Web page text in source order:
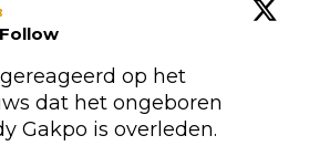
Follow
op het
dat het ongeboren
Gakpo is overleden.